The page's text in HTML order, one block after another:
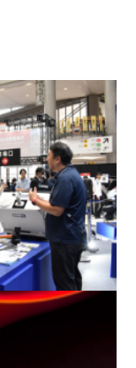
地震注意
居酒屋の
学コー